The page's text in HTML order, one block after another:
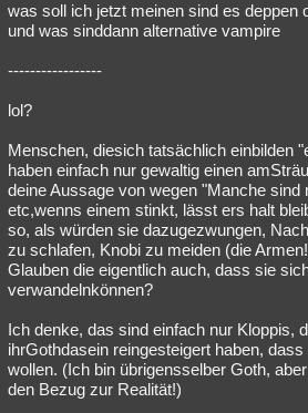
was soll ich jetzt meinen sind es deppen
und was sinddann alternative vampire
-----------------
lol?
Menschen, diesich tatsächlich einbilden
haben einfach nur gewaltig einen
deine Aussage von wegen "Manche sind
etc,wenns einem stinkt, lässt ers halt
so, als würden sie dazugezwungen,
zu schlafen, Knobi zu meiden (die
Glauben die eigentlich auch, dass sie
verwandelnkönnen?
Ich denke, das sind einfach nur Kloppis,
ihrGothdasein reingesteigert haben,
wollen. (Ich bin übrigensselber Goth,
den Bezug zur Realität!)